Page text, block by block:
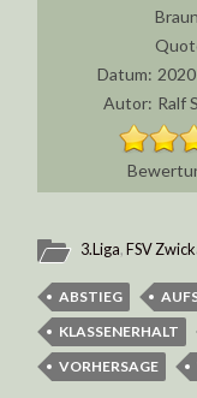
Datum:
Autor: Ralf
3.Liga,FSV
ABSTIEG
KLASSENERHALT
VORHERSAGE